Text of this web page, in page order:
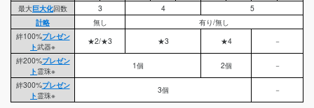
最大巨大化回数 3 4
5
計略
無し
有り/無し
絆100%プレゼン
ト武器※
★2/★3 ★3 ★4
－
絆200%プレゼン
ト 霊珠※
1個 2個
－
絆300%プレゼン
ト 霊珠※
3個 －